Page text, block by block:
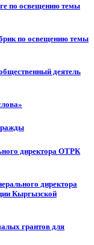
по освещению темы
по освещению темы
деятель
директора ОТРК
директора
Кыргызской
грантов для